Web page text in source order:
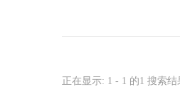
正在显示: 1 - 1 的1 搜索结